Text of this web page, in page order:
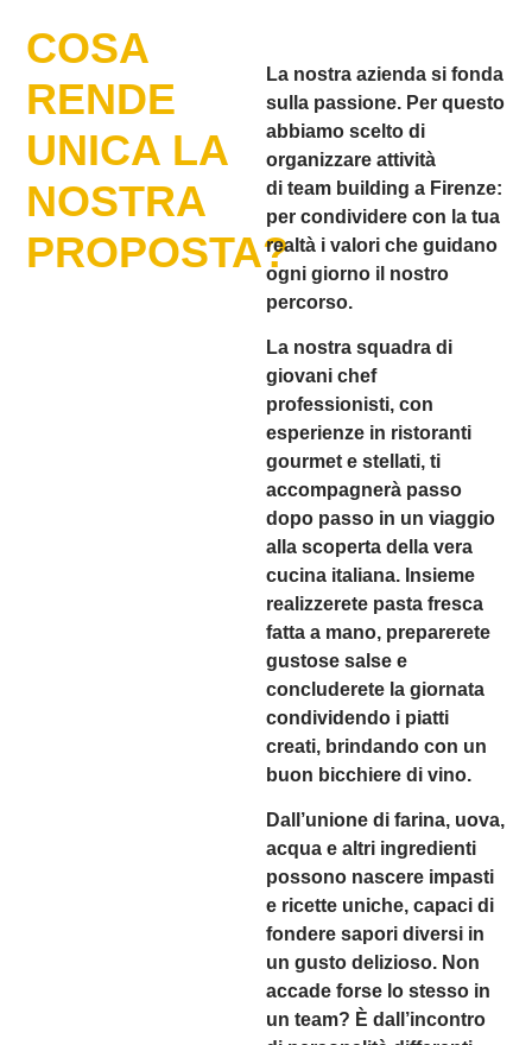
COSA
RENDE
UNICA LA
NOSTRA
PROPOSTA?
La nostra azienda si fonda
sulla passione. Per questo
abbiamo scelto di
organizzare attività
di team building a Firenze:
per condividere con la tua
realtà i valori che guidano
ogni giorno il nostro
percorso.
La nostra squadra di
giovani chef
professionisti, con
esperienze in ristoranti
gourmet e stellati, ti
accompagnerà passo
dopo passo in un viaggio
alla scoperta della vera
cucina italiana. Insieme
realizzerete pasta fresca
fatta a mano, preparerete
gustose salse e
concluderete la giornata
condividendo i piatti
creati, brindando con un
buon bicchiere di vino.
Dall’unione di farina, uova,
acqua e altri ingredienti
possono nascere impasti
e ricette uniche, capaci di
fondere sapori diversi in
un gusto delizioso. Non
accade forse lo stesso in
un team? È dall’incontro